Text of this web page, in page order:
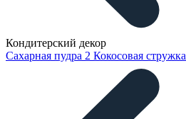
Кондитерский декор
Сахарная пудра 2 Кокосовая стружка